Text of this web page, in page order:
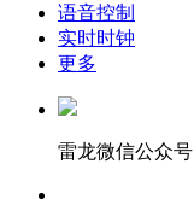
语音控制
实时时钟
更多
雷龙微信公众号